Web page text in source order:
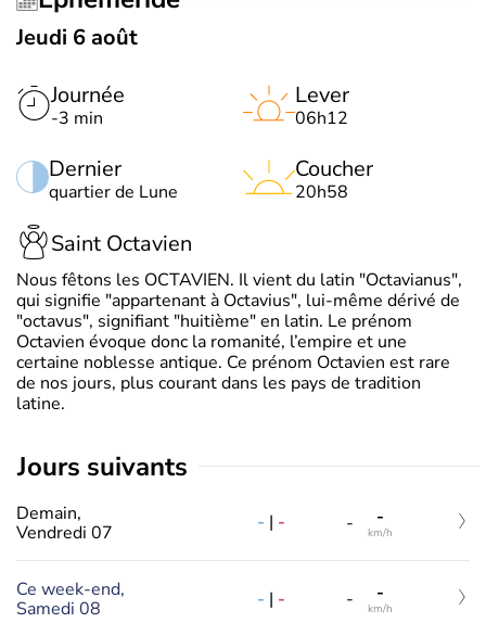
Jeudi 6 août
Journée
-3 min
Dernier
quartier de Lune
Lever
06h12
Coucher
20h58
Saint Octavien
Nous fêtons les OCTAVIEN. Il vient du latin "Octavianus",
qui signifie "appartenant à Octavius", lui-même dérivé de
"octavus", signifiant "huitième" en latin. Le prénom
Octavien évoque donc la romanité, l’empire et une
certaine noblesse antique. Ce prénom Octavien est rare
de nos jours, plus courant dans les pays de tradition
latine.
jours suivants
Demain,
Vendredi 07
- | - - -
km/h
Ce week-end,
Samedi 08
- | - - -
km/h